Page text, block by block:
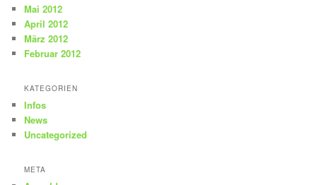
Mai 2012
April 2012
März 2012
Februar 2012
KATEGORIEN
Infos
News
Uncategorized
META